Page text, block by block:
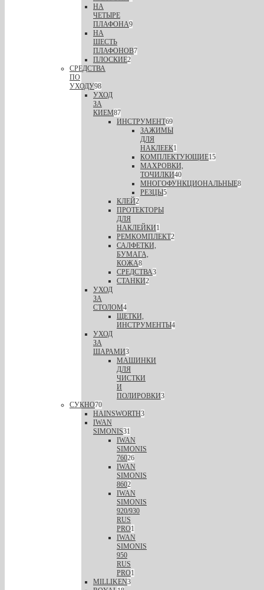
НА
ЧЕТЫРЕ
ПЛАФОНА9
НА
ШЕСТЬ
ПЛАФОНОВ7
ПЛОСКИЕ2
СРЕДСТВА
ПО
УХОДУ98
УХОД
ЗА
КИЕМ87
ИНСТРУМЕНТ69
ЗАЖИМЫ
ДЛЯ
НАКЛЕЕК1
КОМПЛЕКТУЮЩИЕ15
МАХРОВКИ,
ТОЧИЛКИ40
МНОГОФУНКЦИОНАЛЬНЫЕ8
РЕЗЦЫ5
КЛЕЙ2
ПРОТЕКТОРЫ
ДЛЯ
НАКЛЕЙКИ1
РЕМКОМПЛЕКТ2
САЛФЕТКИ,
БУМАГА,
КОЖА8
СРЕДСТВА3
СТАНКИ2
УХОД
ЗА
СТОЛОМ4
ЩЕТКИ,
ИНСТРУМЕНТЫ4
УХОД
ЗА
ШАРАМИ3
МАШИНКИ
ДЛЯ
ЧИСТКИ
И
ПОЛИРОВКИ3
СУКНО70
HAINSWORTH3
IWAN
SIMONIS31
IWAN
SIMONIS
76026
IWAN
SIMONIS
8602
IWAN
SIMONIS
920/930
RUS
PRO1
IWAN
SIMONIS
950
RUS
PRO1
MILLIKEN3